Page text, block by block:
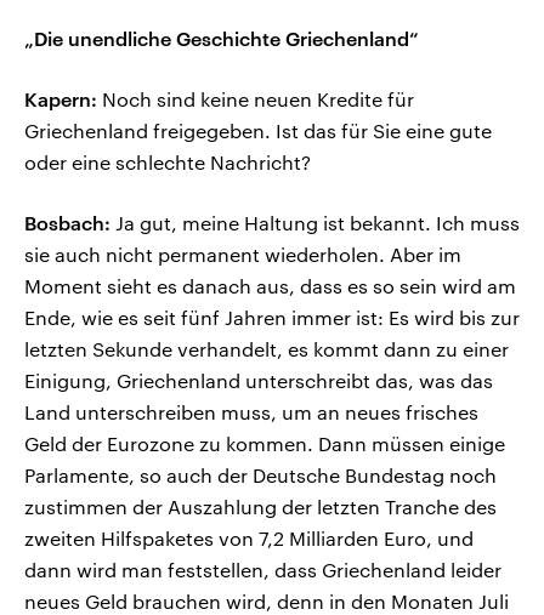
„Die unendliche Geschichte Griechenland“
Kapern: Noch sind keine neuen Kredite für
Griechenland freigegeben. Ist das für Sie eine gute
oder eine schlechte Nachricht?
Bosbach: Ja gut, meine Haltung ist bekannt. Ich muss
sie auch nicht permanent wiederholen. Aber im
Moment sieht es danach aus, dass es so sein wird am
Ende, wie es seit fünf Jahren immer ist: Es wird bis zur
letzten Sekunde verhandelt, es kommt dann zu einer
Einigung, Griechenland unterschreibt das, was das
Land unterschreiben muss, um an neues frisches
Geld der Eurozone zu kommen. Dann müssen einige
Parlamente, so auch der Deutsche Bundestag noch
zustimmen der Auszahlung der letzten Tranche des
zweiten Hilfspaketes von 7,2 Milliarden Euro, und
dann wird man feststellen, dass Griechenland leider
neues Geld brauchen wird, denn in den Monaten Juli